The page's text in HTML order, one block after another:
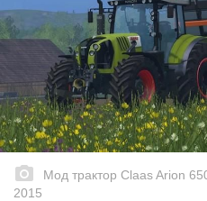
Мод трактор Claas Arion
2015